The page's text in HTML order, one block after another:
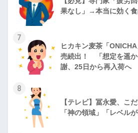
果なし」→本当に効く
7
ヒカキン麦茶「
売続出！ 「想定を遥か
謝、25日から再入荷へ
8
【テレビ】冨永愛、こ
「神の領域」「レベル